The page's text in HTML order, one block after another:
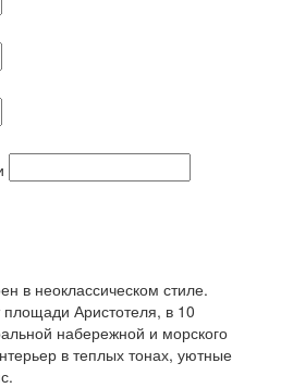
в неоклассическом стиле.
Аристотеля, в 10
набережной и морского
в теплых тонах, уютные